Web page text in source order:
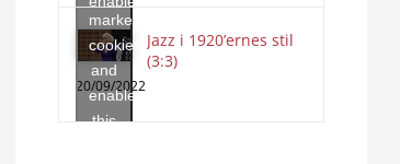
this
content
marketing
cookies
and
enable
this
Jazz i 1920’ernes stil
(3:3)
20/09/2022